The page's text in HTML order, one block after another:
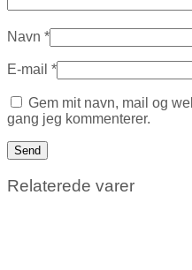
Navn *
E-mail *
Gem mit navn, mail og
gang jeg kommenterer.
Relaterede varer